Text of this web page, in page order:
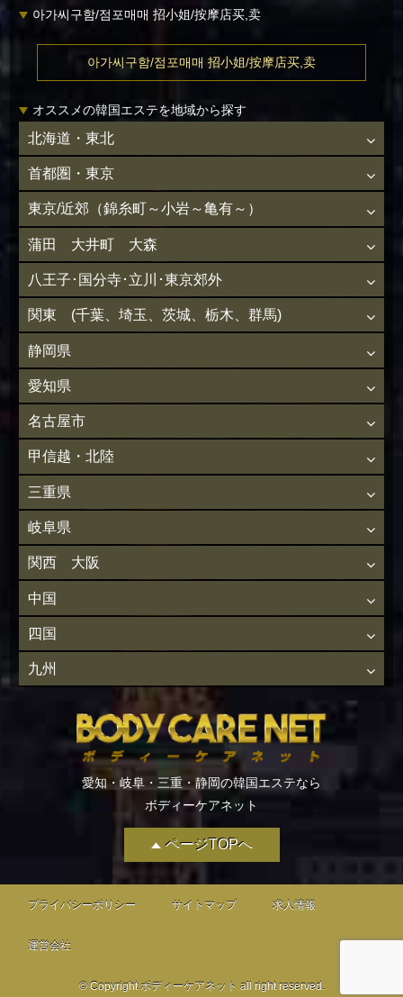
ページTOPへ
아가씨구함/점포매매 招小姐/按摩店买,卖
아가씨구함/점포매매 招小姐/按摩店买,卖
オススメの韓国エステを地域から探す
北海道・東北
首都圏・東京
東京/近郊（錦糸町～小岩～亀有～）
蒲田 大井町 大森
八王子･国分寺･立川･東京郊外
関東 (千葉、埼玉、茨城、栃木、群馬)
静岡県
愛知県
名古屋市
甲信越・北陸
三重県
岐阜県
関西 大阪
中国
四国
九州
愛知・岐阜・三重・静岡の韓国エステなら
ボディーケアネット
プライバシーポリシー サイトマップ 求人情報
運営会社
© Copyright ボディーケアネット all right reserved.